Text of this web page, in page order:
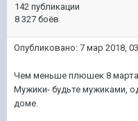
142 публикации
8 327 боёв
Опубликовано: 7 мар 2018,
Чем меньше плюшек 8
Мужики- будьте мужиками,
доме.